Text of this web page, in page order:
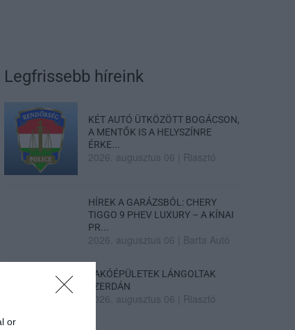
or
Legfrissebb híreink
KÉT AUTÓ ÜTKÖZÖTT BOGÁCSON,
A MENTŐK IS A HELYSZÍNRE
ÉRKE...
2026. augusztus 06 Riasztó
HÍREK A GARÁZSBÓL: CHERY
TIGGO 9 PHEV LUXURY – A KÍNAI
PR...
2026. augusztus 06 Barta Autó
LAKÓÉPÜLETEK LÁNGOLTAK
SZERDÁN
2026. augusztus 06 Riasztó